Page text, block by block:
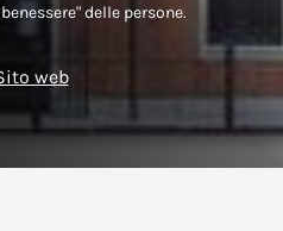
delle persone.
web